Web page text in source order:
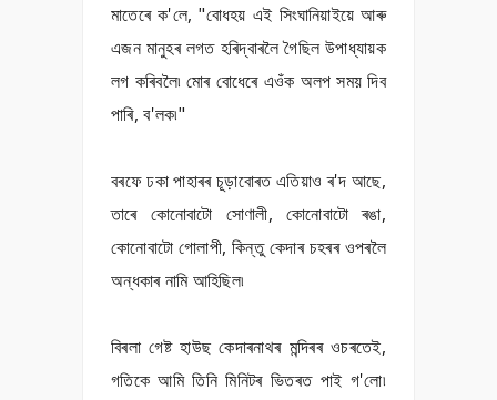
মাতেৰে ক'লে, "বোধহয় এই সিংঘানিয়াইয়ে আৰু
এজন মানুহৰ লগত হৰিদ্বাৰলৈ গৈছিল উপাধ্যায়ক
লগ কৰিবলৈ৷ মোৰ বোধেৰে এওঁক অলপ সময় দিব
পাৰি, ব'লক৷"
বৰফে ঢকা পাহাৰৰ চূড়াবোৰত এতিয়াও ৰ'দ আছে,
তাৰে কোনোবাটো সোণালী, কোনোবাটো ৰঙা,
কোনোবাটো গোলাপী, কিন্তু কেদাৰ চহৰৰ ওপৰলৈ
অন্ধকাৰ নামি আহিছিল৷
বিৰলা গেষ্ট হাউছ কেদাৰনাথৰ মন্দিৰৰ ওচৰতেই,
গতিকে আমি তিনি মিনিটৰ ভিতৰত পাই গ'লো৷